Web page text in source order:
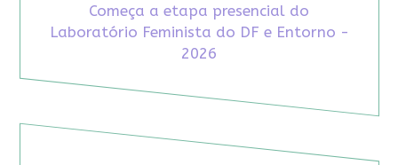
Começa a etapa presencial do
Laboratório Feminista do DF e Entorno -
2026